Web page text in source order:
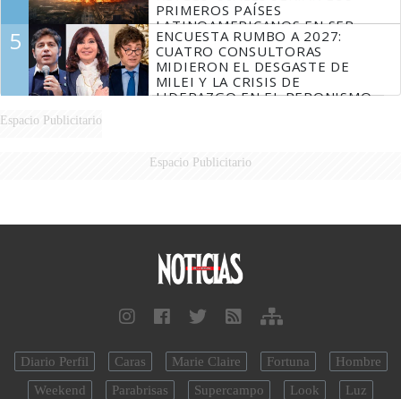
PRIMEROS PAÍSES
LATINOAMERICANOS EN SER
DERROTADOS
5
ENCUESTA RUMBO A 2027:
CUATRO CONSULTORAS
MIDIERON EL DESGASTE DE
MILEI Y LA CRISIS DE
LIDERAZGO EN EL PERONISMO
Espacio Publicitario
Espacio Publicitario
Diario Perfil Caras Marie Claire Fortuna
Hombre
Weekend
Parabrisas Supercampo Look Luz